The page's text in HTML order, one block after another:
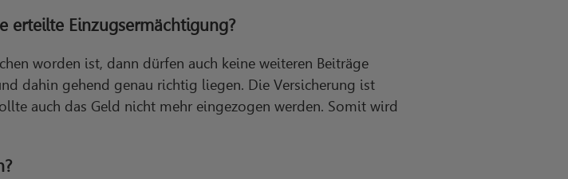
erteilte Einzugsermächtigung?
worden ist, dann dürfen auch keine weiteren Beiträge
dahin gehend genau richtig liegen. Die Versicherung ist
auch das Geld nicht mehr eingezogen werden. Somit wird